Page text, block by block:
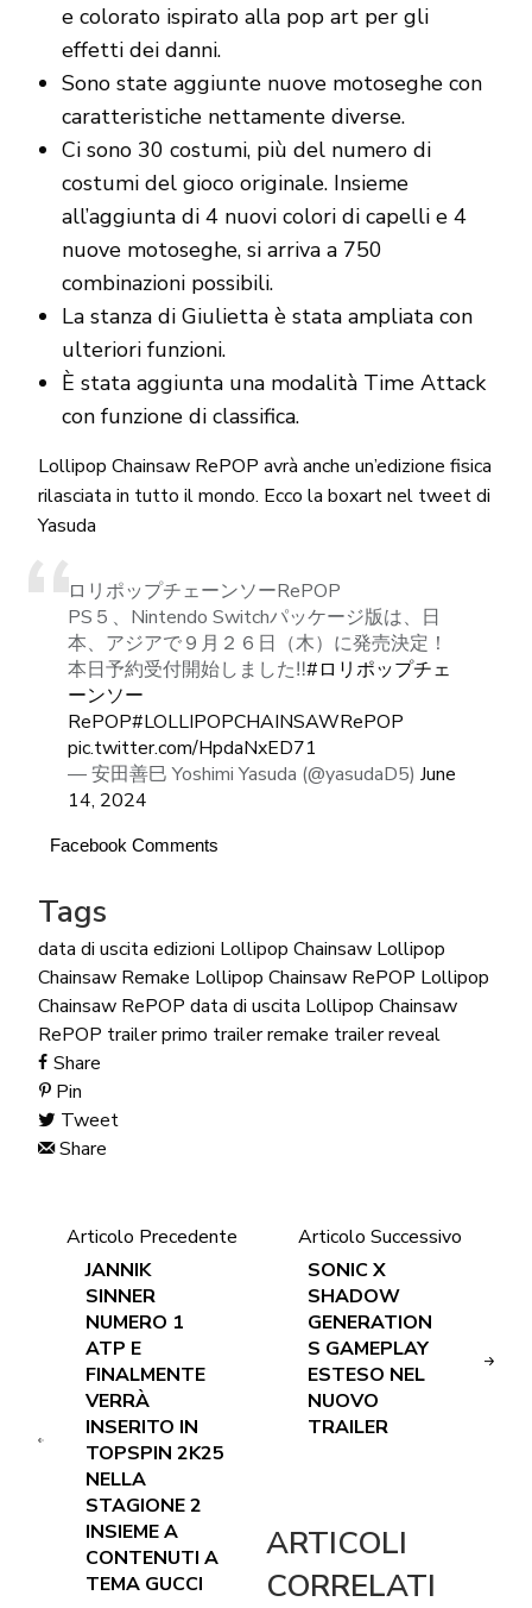
e colorato ispirato alla pop art per gli
effetti dei danni.
Sono state aggiunte nuove motoseghe con
caratteristiche nettamente diverse.
Ci sono 30 costumi, più del numero di
costumi del gioco originale. Insieme
all’aggiunta di 4 nuovi colori di capelli e 4
nuove motoseghe, si arriva a 750
combinazioni possibili.
La stanza di Giulietta è stata ampliata con
ulteriori funzioni.
È stata aggiunta una modalità Time Attack
con funzione di classifica.
Lollipop Chainsaw RePOP avrà anche un’edizione fisica
rilasciata in tutto il mondo. Ecco la boxart nel tweet di
Yasuda
ロリポップチェーンソーRePOP
PS５、Nintendo Switchパッケージ版は、日
本、アジアで９月２６日（木）に発売決定！
本日予約受付開始しました‼#ロリポップチェ
ーンソー
RePOP#LOLLIPOPCHAINSAWRePOP
pic.twitter.com/HpdaNxED71
— 安田善巳 Yoshimi Yasuda (@yasudaD5)June
14, 2024
Facebook Comments
Tags
data di uscita edizioni Lollipop Chainsaw Lollipop
Chainsaw Remake Lollipop Chainsaw RePOP Lollipop
Chainsaw RePOP data di uscita Lollipop Chainsaw
RePOP trailerprimo trailerremake trailer reveal
Share
Pin
Tweet
Share
Articolo Precedente
JANNIK
SINNER
NUMERO 1
ATP E
FINALMENTE
VERRÀ
INSERITO IN
TOPSPIN 2K25
NELLA
STAGIONE 2
INSIEME A
CONTENUTI A
TEMA GUCCI
Articolo Successivo
SONIC X
SHADOW
GENERATION
S GAMEPLAY
ESTESO NEL
NUOVO
TRAILER
ARTICOLI
CORRELATI